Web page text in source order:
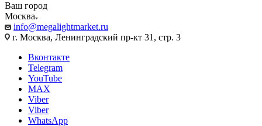
Ваш город
Москва
info@megalightmarket.ru
г. Москва, Ленинградский пр-кт 31, стр. 3
Вконтакте
Telegram
YouTube
MAX
Viber
Viber
WhatsApp